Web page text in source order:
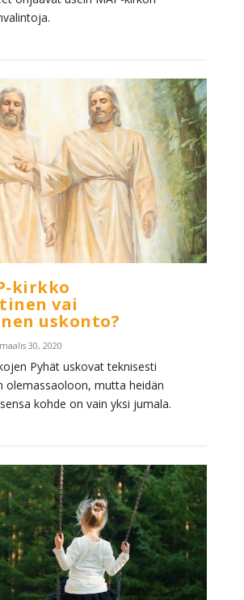
kirkko
vai
uskonto?
maalis 30, 2020
Pyhät uskovat teknisesti
olemassaoloon, mutta heidän
kohde on vain yksi jumala.